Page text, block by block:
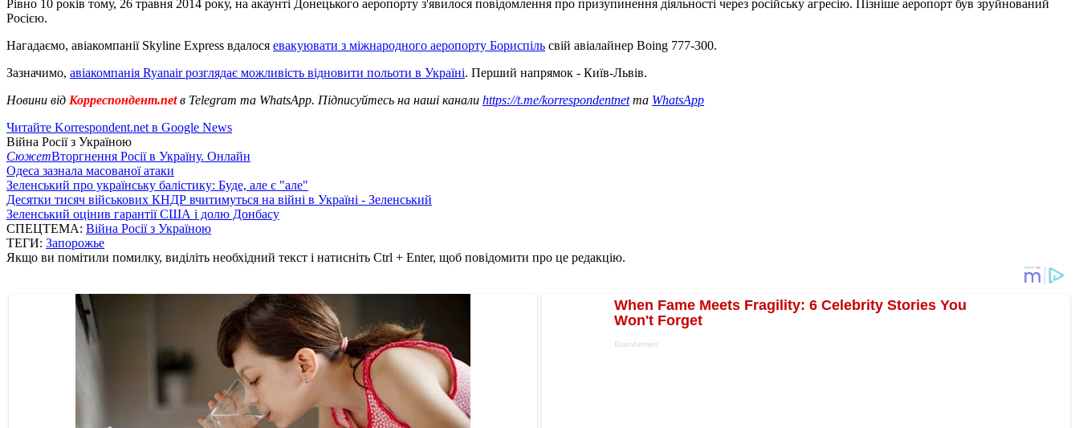
Рівно 10 років тому, 26 травня 2014 року, на акаунті Донецького аеропорту з'явилося повідомлення про призупинення діяльності через російську агресію. Пізніше аеропорт був зруйнований
Росією.
Нагадаємо, авіакомпанії Skyline Express вдалося евакуювати з міжнародного аеропорту Бориспіль свій авіалайнер Boing 777-300.
Зазначимо, авіакомпанія Ryanair розглядає можливість відновити польоти в Україні. Перший напрямок - Київ-Львів.
Новини від Корреспондент.netв Telegram та WhatsApp. Підписуйтесь на наші канали https://t.me/korrespondentnetта WhatsApp
Читайте Korrespondent.net в Google News
Війна Росії з Україною
СюжетВторгнення Росії в Україну. Онлайн
Одеса зазнала масованої атаки
Зеленський про українську балістику: Буде, але є "але"
Десятки тисяч військових КНДР вчитимуться на війні в Україні - Зеленський
Зеленський оцінив гарантії США і долю Донбасу
СПЕЦТЕМА: Війна Росії з Україною
ТЕГИ: Запорожье
Якщо ви помітили помилку, виділіть необхідний текст і натисніть Ctrl + Enter, щоб повідомити про це редакцію.